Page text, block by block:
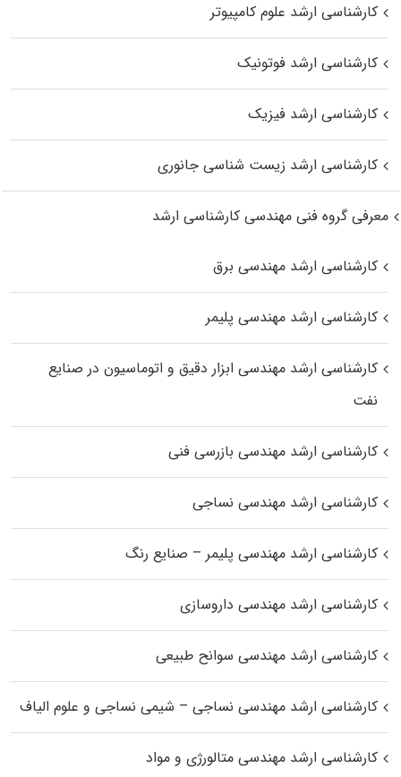
کارشناسی ارشد علوم کامپیوتر
کارشناسی ارشد فوتونیک
کارشناسی ارشد فیزیک
کارشناسی ارشد زیست‌ شناسی جانوری
معرفی گروه فنی مهندسی کارشناسی ارشد
کارشناسی ارشد مهندسی برق
کارشناسی ارشد مهندسی پلیمر
کارشناسی ارشد مهندسی ابزار دقیق و اتوماسیون در صنایع
نفت
کارشناسی ارشد مهندسی بازرسی فنی
کارشناسی ارشد مهندسی نساجی
کارشناسی ارشد مهندسی پلیمر – صنایع رنگ
کارشناسی ارشد مهندسی داروسازی
کارشناسی ارشد مهندسی سوانح طبیعی
کارشناسی ارشد مهندسی نساجی – شیمی نساجی و علوم الیاف
کارشناسی ارشد مهندسی متالورژی و مواد